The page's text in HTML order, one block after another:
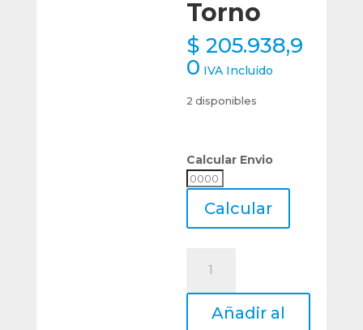
Torno
$ 205.938,9
0 IVA Incluido
2 disponibles
Calcular Envio
Calcular
Calcular
Reducción
Templado
Añadir al